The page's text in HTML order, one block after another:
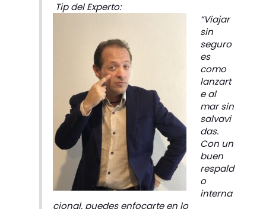
Tip del Experto:
“Viajar
sin
seguro
es
como
lanzart
e al
mar sin
salvavi
das.
Con un
buen
respald
o
interna
cional, puedes enfocarte en lo